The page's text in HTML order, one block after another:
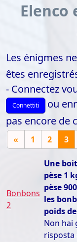
Elenco
Les énigmes
êtes
- Connectez
Connettiti
ou
pas encore de
« 1 2 3
Bonbons
2
Une
pèse 1
pèse
les
poids
Non hai
risposta